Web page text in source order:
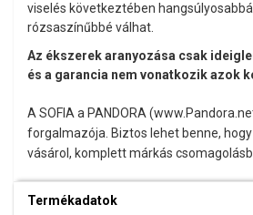
viselés következtében
rózsaszínűbbé válhat.
Az ékszerek aranyozása csak
és a garancia nem vonatkozik azok
A SOFIA a PANDORA
forgalmazója. Biztos lehet benne,
vásárol, komplett márkás
Termékadatok